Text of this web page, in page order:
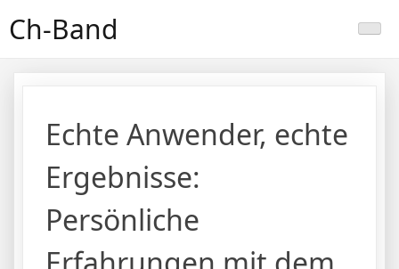
toCh-Band
Echte Anwender, echte
Ergebnisse:
Persönliche